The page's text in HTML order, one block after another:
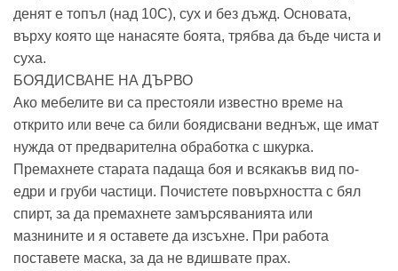
денят е топъл (над 10C), сух и без дъжд. Основата,
върху която ще нанасяте боята, трябва да бъде чиста и
суха.
БОЯДИСВАНЕ НА ДЪРВО
Ако мебелите ви са престояли известно време на
открито или вече са били боядисвани веднъж, ще имат
нужда от предварителна обработка с шкурка.
Премахнете старата падаща боя и всякакъв вид по-
едри и груби частици. Почистете повърхността с бял
спирт, за да премахнете замърсяванията или
мазнините и я оставете да изсъхне. При работа
поставете маска, за да не вдишвате прах.